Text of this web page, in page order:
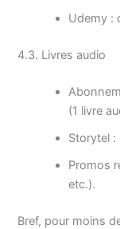
Udemy :
4.3. Livres audio
(1 livre
Storytel :
Promos
etc.).
Bref, pour moins